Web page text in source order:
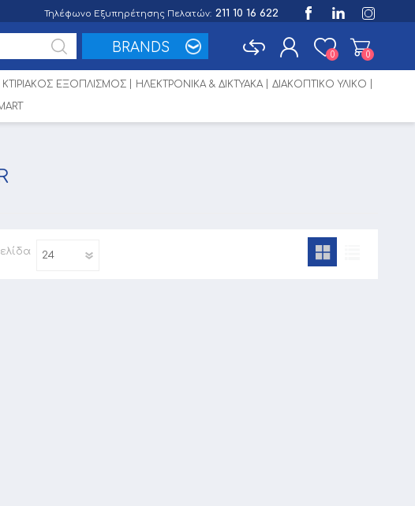
Τηλέφωνο Εξυπηρέτησης Πελατών: 211 10 16 622
BRANDS 0 0
ΚΤΙΡΙΑΚΟΣ ΕΞΟΠΛΙΣΜΟΣ ΗΛΕΚΤΡΟΝΙΚΑ & ΔΙΚΤΥΑΚΑ
ΔΙΑΚΟΠΤΙΚΟ ΥΛΙΚΟ